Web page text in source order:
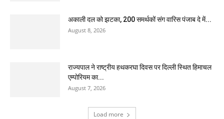
अकाली दल को झटका, 200 समर्थकों संग वारिस पंजाब दे में...
August 8, 2026
राज्यपाल ने राष्ट्रीय हथकरघा दिवस पर दिल्ली स्थित हिमाचल
एम्पोरियम का...
August 7, 2026
Load more